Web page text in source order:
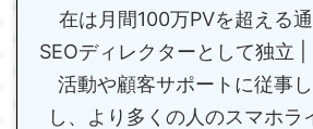
在は月間100万PVを超える
SEOディレクターとして独立
活動や顧客サポートに従事
し、より多くの人のスマホラ